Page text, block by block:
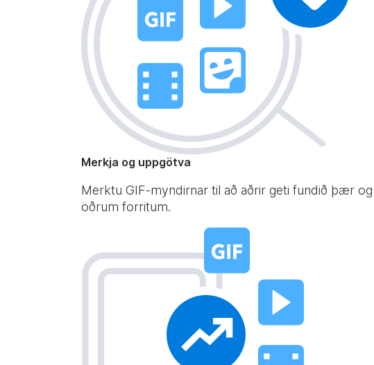
Merkja og uppgötva
Merktu GIF-myndirnar til að aðrir geti fundið þær
öðrum forritum.